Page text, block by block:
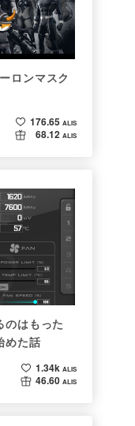
ロンマスク
176.65 ALIS
68.12 ALIS
はもった
めた話
1.34k ALIS
46.60 ALIS